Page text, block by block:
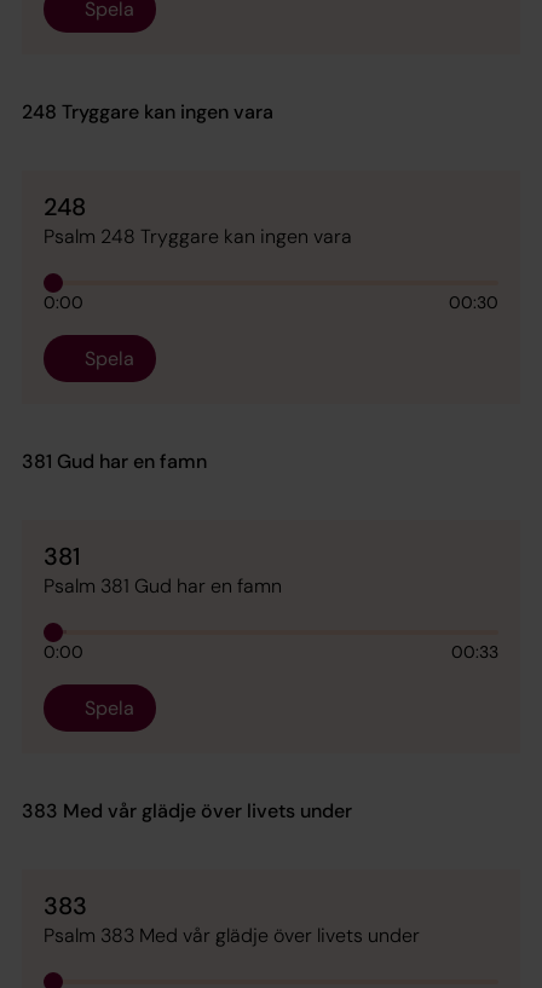
Spela
248 Tryggare kan ingen vara
248
Psalm 248 Tryggare kan ingen vara
0:00 00:30
Spela
381 Gud har en famn
381
Psalm 381 Gud har en famn
0:00 00:33
Spela
383 Med vår glädje över livets under
383
Psalm 383 Med vår glädje över livets under